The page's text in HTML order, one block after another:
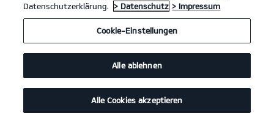
Elektromobilität
Aktuelles
Datenschutzerklärung.
> Datenschutz > Impressum
Cookie-Einstellungen
Alle ablehnen
Alle Cookies akzeptieren